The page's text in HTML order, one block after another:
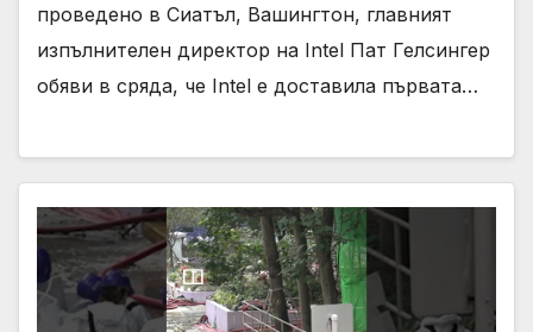
проведено в Сиатъл, Вашингтон, главният
изпълнителен директор на Intel Пат Гелсингер
обяви в сряда, че Intel е доставила първата…